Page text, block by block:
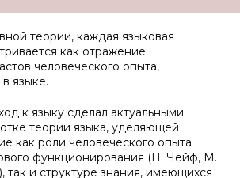
теории, каждая языковая
как отражение
человеческого опыта,
языке.
к языку сделал актуальными
теории языка, уделяющей
как роли человеческого опыта
функционирования (Н. Чейф, М.
и структуре знания, имеющихся